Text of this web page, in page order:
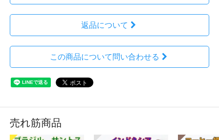
返品について
この商品について問い合わせる
売れ筋商品